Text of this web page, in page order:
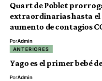
Quart de Poblet
extraordinarias hasta el
aumento de contagios
PorAdmin
ANTERIORES
Yago es el primer bebé
PorAdmin